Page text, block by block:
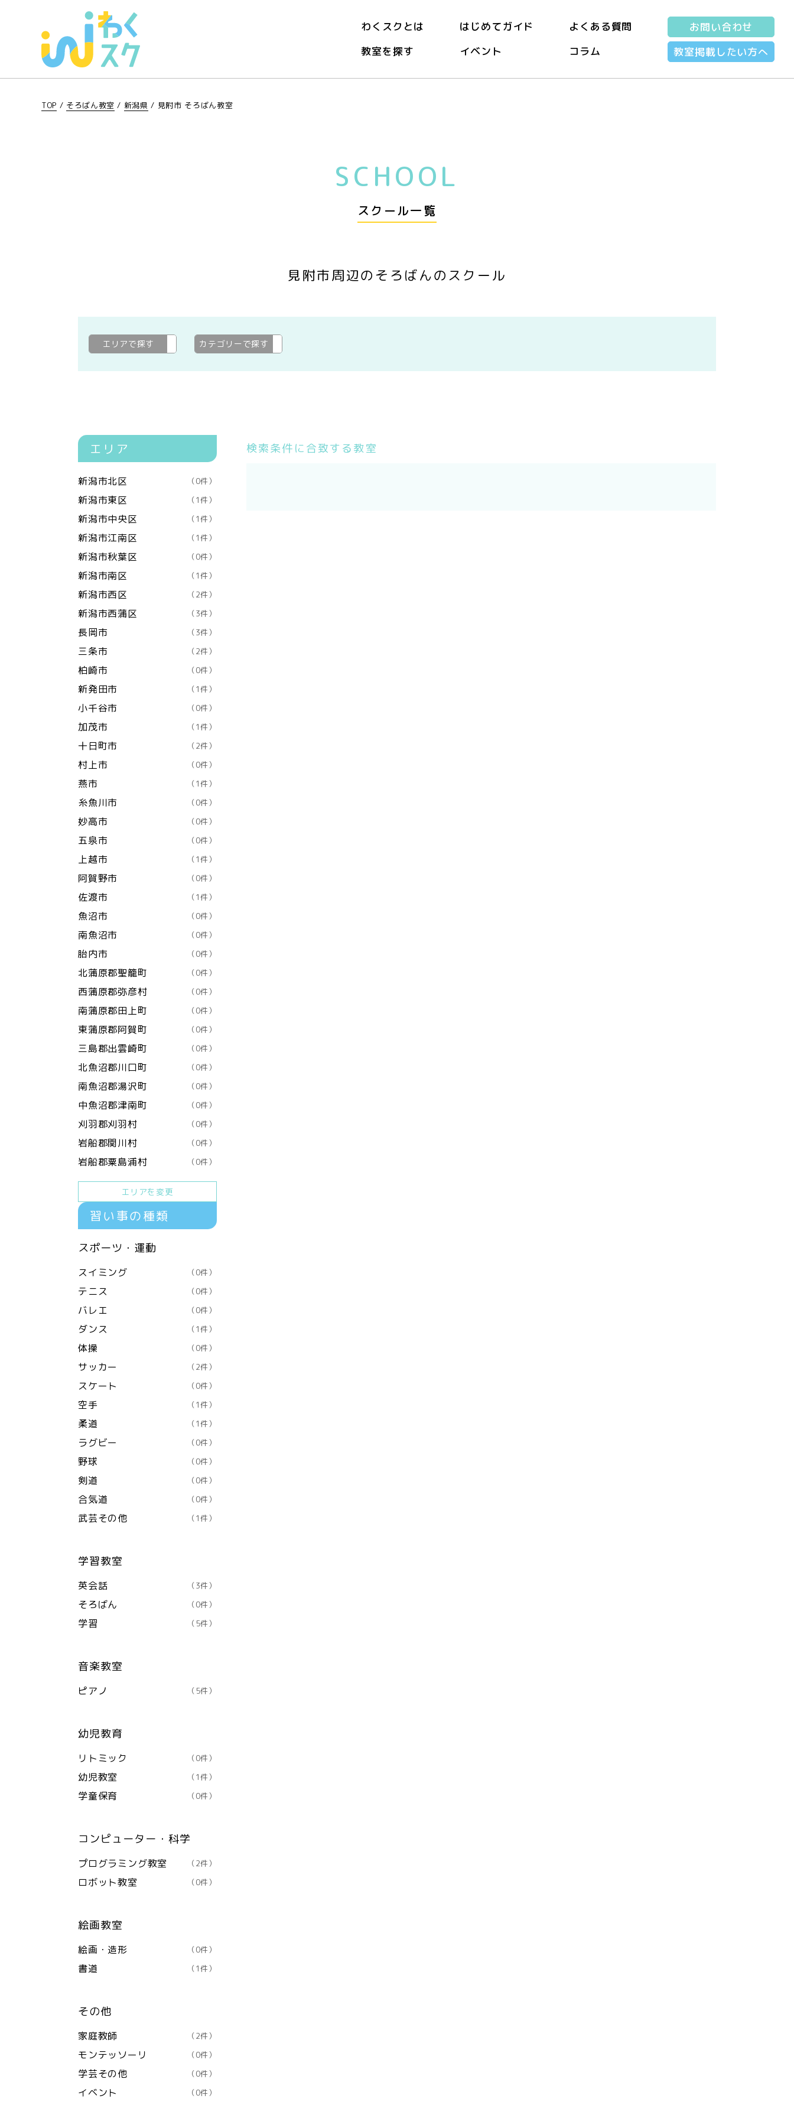
わくスクとは はじめてガイド
よくある質問
教室を探す
イベント コラム
お問い合わせ
教室掲載したい方へ
TOP / そろばん教室 / 新潟県 / 見附市 そろばん教室
SCHOOL
スクール一覧
見附市周辺のそろばんのスクール
エリアで探す 見附市カテゴリーで探す
エリア
新潟市北区 （0件）
新潟市東区 （1件）
新潟市中央区 （1件）
新潟市江南区 （1件）
新潟市秋葉区 （0件）
新潟市南区 （1件）
新潟市西区 （2件）
新潟市西蒲区 （3件）
長岡市 （3件）
三条市 （2件）
柏崎市 （0件）
新発田市 （1件）
小千谷市 （0件）
加茂市 （1件）
十日町市 （2件）
村上市 （0件）
燕市 （1件）
糸魚川市 （0件）
妙高市 （0件）
五泉市 （0件）
上越市 （1件）
阿賀野市 （0件）
佐渡市 （1件）
魚沼市 （0件）
南魚沼市 （0件）
胎内市 （0件）
北蒲原郡聖籠町 （0件）
西蒲原郡弥彦村 （0件）
南蒲原郡田上町 （0件）
東蒲原郡阿賀町 （0件）
三島郡出雲崎町 （0件）
北魚沼郡川口町 （0件）
南魚沼郡湯沢町 （0件）
中魚沼郡津南町 （0件）
刈羽郡刈羽村 （0件）
岩船郡関川村 （0件）
岩船郡粟島浦村 （0件）
エリアを変更
習い事の種類
スポーツ・運動
スイミング （0件）
テニス （0件）
バレエ （0件）
ダンス （1件）
体操 （0件）
サッカー （2件）
スケート （0件）
空手 （1件）
柔道 （1件）
ラグビー （0件）
野球 （0件）
剣道 （0件）
合気道 （0件）
武芸その他 （1件）
学習教室
英会話 （3件）
そろばん （0件）
学習 （5件）
音楽教室
ピアノ （5件）
幼児教育
リトミック （0件）
幼児教室 （1件）
学童保育 （0件）
コンピューター・科学
プログラミング教室 （2件）
ロボット教室 （0件）
絵画教室
絵画・造形 （0件）
書道 （1件）
その他
家庭教師 （2件）
モンテッソーリ （0件）
学芸その他 （0件）
イベント （0件）
検索条件に合致する教室